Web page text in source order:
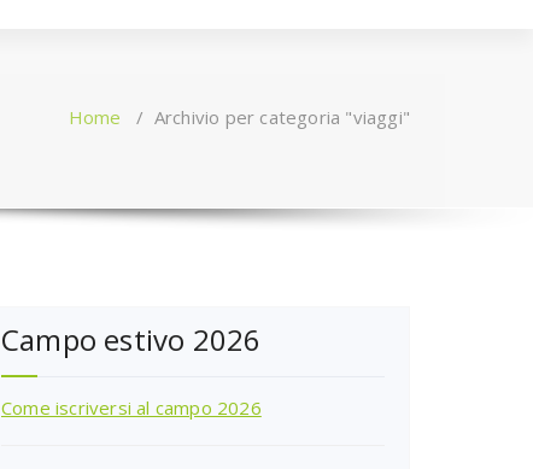
Home / Archivio per categoria "viaggi"
Campo estivo 2026
Come iscriversi al campo 2026